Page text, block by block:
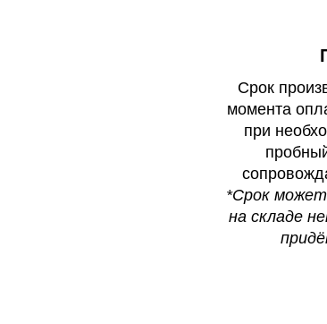
Срок
момента
при
*Срок может
на складе